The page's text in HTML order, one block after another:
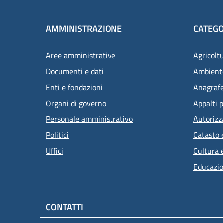
AMMINISTRAZIONE
Aree amministrative
Documenti e dati
Enti e fondazioni
Organi di governo
Personale amministrativo
Politici
Uffici
Appalti
Catasto
Cultura
CONTATTI